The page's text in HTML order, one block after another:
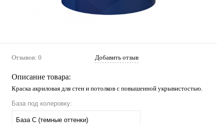
Отзывов: 0 Добавить отзыв
Описание товара:
Краска акриловая для стен и потолков с повышенной укрывистостью.
База под колеровку:
База С (темные оттенки)